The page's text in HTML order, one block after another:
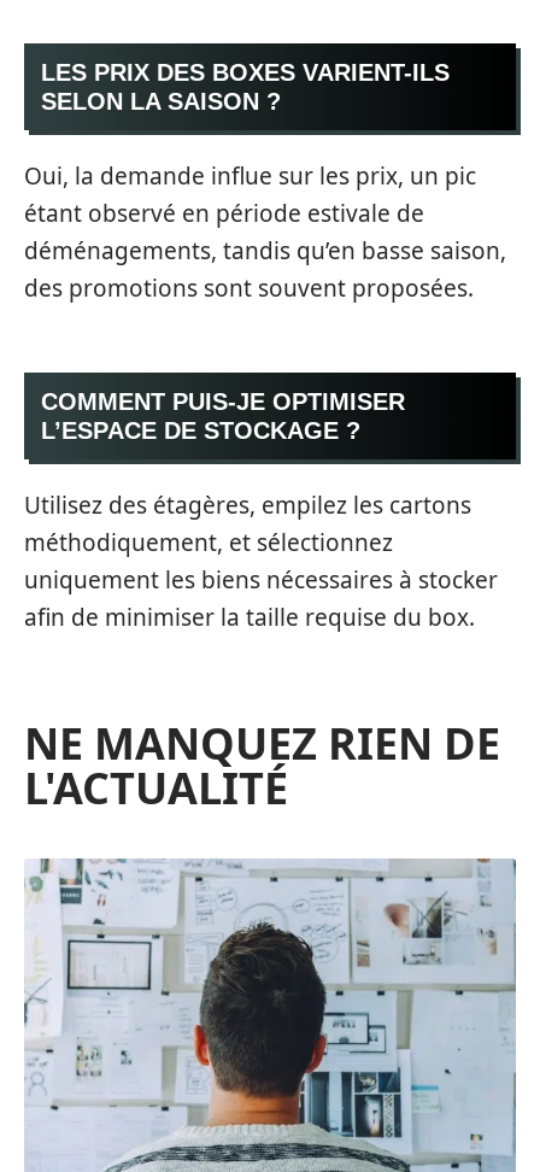
LES PRIX DES BOXES VARIENT-ILS
SELON LA SAISON ?
Oui, la demande influe sur les prix, un pic
étant observé en période estivale de
déménagements, tandis qu’en basse saison,
des promotions sont souvent proposées.
COMMENT PUIS-JE OPTIMISER
L’ESPACE DE STOCKAGE ?
Utilisez des étagères, empilez les cartons
méthodiquement, et sélectionnez
uniquement les biens nécessaires à stocker
afin de minimiser la taille requise du box.
NE MANQUEZ RIEN DE
L'ACTUALITÉ